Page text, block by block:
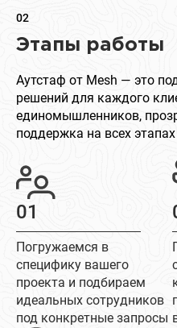
02
Этапы работы
Аутстаф от Mesh — это
решений для каждого
единомышленников,
поддержка на всех
01
Погружаемся в
специфику вашего
проекта и подбираем
идеальных сотрудников
под конкретные запросы